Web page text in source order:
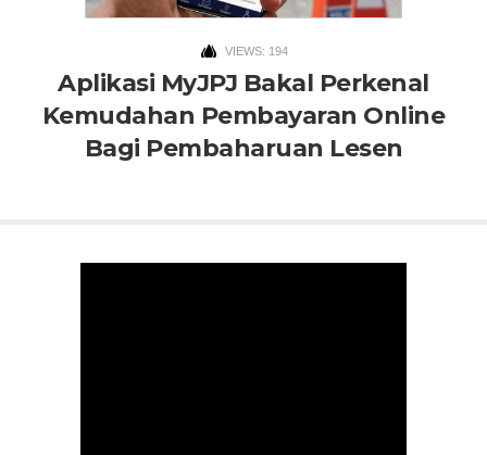
VIEWS: 194
Aplikasi MyJPJ Bakal Perkenal
Kemudahan Pembayaran Online
Bagi Pembaharuan Lesen